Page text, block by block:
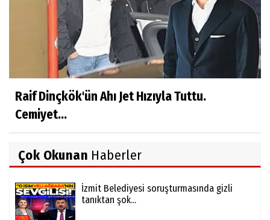
Raif Dinçkök'ün Ahı Jet Hızıyla Tuttu.
Cemiyet...
Çok Okunan Haberler
İzmit Belediyesi soruşturmasında gizli
tanıktan şok...